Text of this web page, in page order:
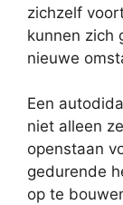
zichzelf
kunnen zich
nieuwe
Een
niet alleen
openstaan
gedurende
op te